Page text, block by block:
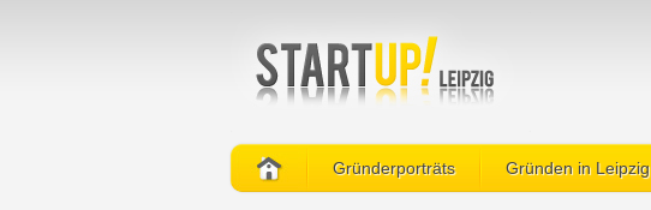
Gründerporträts Gründen in Leipzig